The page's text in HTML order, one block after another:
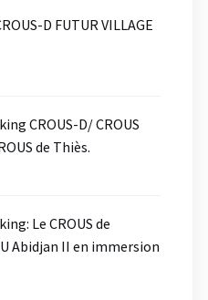
D FUTUR VILLAGE
CROUS-D/ CROUS
de Thiès.
Le CROUS de
Abidjan II en immersion